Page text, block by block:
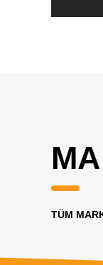
TÜM